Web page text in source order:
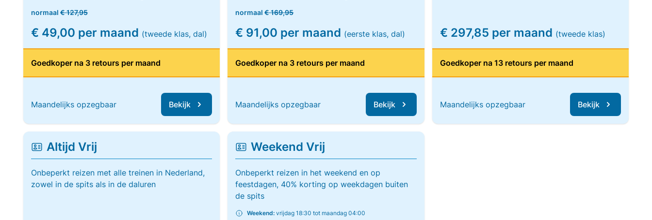
normaal € 127,95
€ 49,00 per maand (tweede klas, dal)
Goedkoper na 3 retours per maand
Maandelijks opzegbaar Bekijk
normaal€ 169,95
€ 91,00 per maand (eerste klas, dal)
Goedkoper na 3 retours per maand
Maandelijks opzegbaar Bekijk
€ 297,85 per maand (tweede klas)
Goedkoper na 13 retours per maand
Maandelijks opzegbaar Bekijk
Altijd Vrij
Onbeperkt reizen met alle treinen in Nederland,
zowel in de spits als in de daluren
Weekend Vrij
Onbeperkt reizen in het weekend en op
feestdagen, 40% korting op weekdagen buiten
de spits
Weekend: vrijdag 18:30 tot maandag 04:00